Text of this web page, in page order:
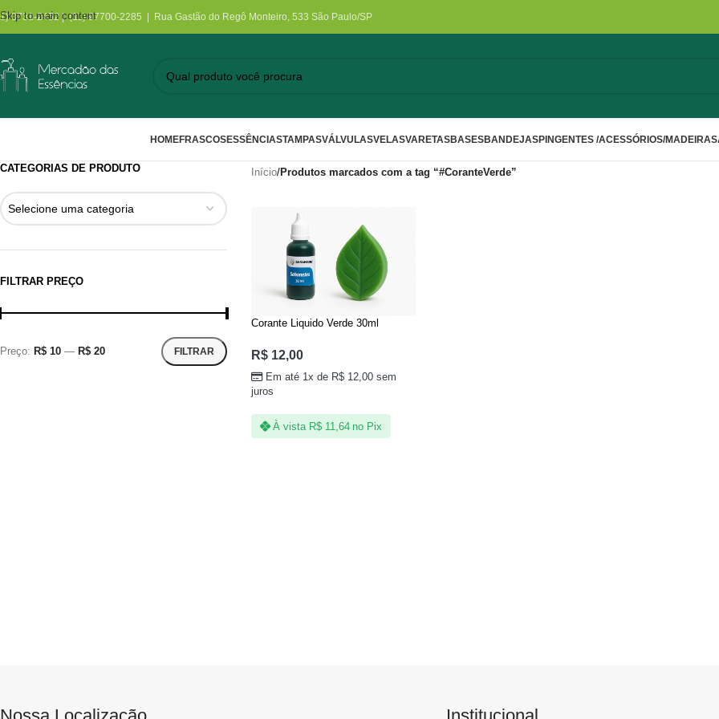
Skip to main content
3731-2452 | (11) 97700-2285 | Rua Gastão do Regô Monteiro, 533 São Paulo/SP
HOMEFRASCOSESSÊNCIASTAMPASVÁLVULASVELASVARETASBASESBANDEJASPINGENTES /ACESSÓRIOS/MADEIRA
CATEGORIAS DE PRODUTO
Selecione uma categoria
FILTRAR PREÇO
FILTRAR
Preço: R$ 10 — R$ 20
Início/Produtos marcados com a tag “#CoranteVerde”
Corante Liquido Verde 30ml
R$12,00
Em até 1x de R$ 12,00 sem
juros
À vista R$11,64 no Pix